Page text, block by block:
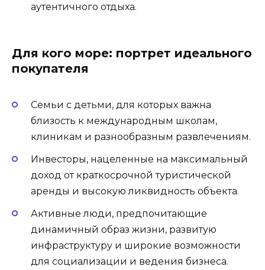
аутентичного отдыха.
Для кого море: портрет идеального
покупателя
Семьи с детьми, для которых важна
близость к международным школам,
клиникам и разнообразным развлечениям.
Инвесторы, нацеленные на максимальный
доход от краткосрочной туристической
аренды и высокую ликвидность объекта.
Активные люди, предпочитающие
динамичный образ жизни, развитую
инфраструктуру и широкие возможности
для социализации и ведения бизнеса.